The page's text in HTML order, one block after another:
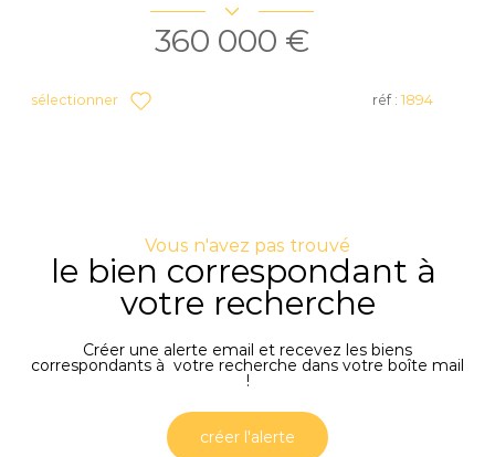
360 000 €
sélectionner réf : 1894
Vous n'avez pas trouvé
le bien correspondant à
votre recherche
Créer une alerte email et recevez les biens
correspondants à votre recherche dans votre boîte mail
!
créer l'alerte